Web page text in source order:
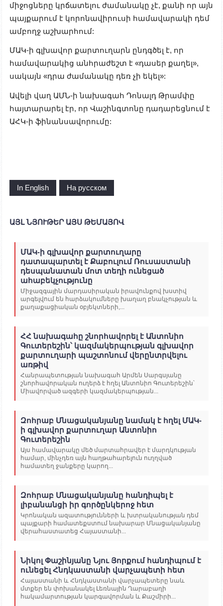
միջոցները կրճատելու ժամանակը չէ, քանի որ այն
պայքարում է կորոնավիրուսի համավարակի դեմ
ամբողջ աշխարհում:
ՄԱԿ-ի գլխավոր քարտուղարն ընդգծել է, որ
համավարակից անհրաժեշտ է «դասեր քաղել»,
սակայն «դրա ժամանակը դեռ չի եկել»:
Ավելի վաղ ԱՄՆ-ի նախագահ Դոնալդ Թրամփը
հայտարարել էր, որ Վաշինգտոնը դադարեցնում է
ԱՀԿ-ի ֆինանսավորումը:
In English На русском
ԱՅԼ ՆՅՈՒԹԵՐ ԱՅՍ ԹԵՄԱՅՈՎ
ՄԱԿ-ի գլխավոր քարտուղարը
դատապարտել է Քաբուլում Ռուսաստանի
դեսպանատան մոտ տեղի ունեցած
ահաբեկչությունը
Միջազգային մարդասիրական իրավունքով խստիվ
արգելվում են հարձակումները խաղաղ բնակչության և
քաղաքացիական օբյեկտների,...
ՀՀ նախագահը շնորհավորել է Անտոնիո
Գուտերեշին՝ կազմակերպության գլխավոր
քարտուղարի պաշտոնում վերընտրվելու
առթիվ
Հանրապետության նախագահ Արմեն Սարգսյանը
շնորհավորական ուղերձ է հղել Անտոնիո Գուտերեշին՝
Միավորված ազգերի կազմակերպության...
Զոհրաբ Մնացականյանը նամակ է հղել ՄԱԿ-
ի գլխավոր քարտուղար Անտոնիո
Գուտերեշին
Այս համավարակը մեծ մարտահրավեր է մարդկության
համար, մինչդեռ այն հաղթահարելուն ուղղված
համատեղ ջանքերը կարող...
Զոհրաբ Մնացականյանը հանդիպել է
լիբանանցի իր գործընկերոջ հետ
Կրոնական ազատությունների և խտրականության դեմ
պայքարի համատեքստում նախարար Մնացականյանը
վերահաստատեց Հայաստանի...
Նիկոլ Փաշինյանը Նյու Յորքում հանդիպում է
ունեցել Հնդկաստանի վարչապետի հետ
Հայաստանի և Հնդկաստանի վարչապետերը նաև
մտքեր են փոխանակել Լեռնային Ղարաբաղի
հակամարտության կարգավորման և Քաշմիրի...